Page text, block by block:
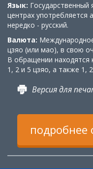
Язык: Государственный
центрах употребляется
нередко - русский.
Валюта:
цзяо (или мао), в свою
В обращении находятся
1, 2 и 5 цзяо, а также 1,
Версия для
подробнее